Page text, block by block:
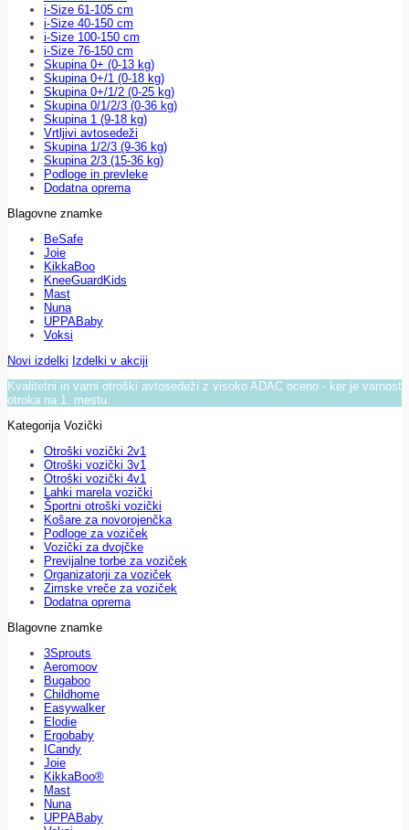
i-Size 61-105 cm
i-Size 40-150 cm
i-Size 100-150 cm
i-Size 76-150 cm
Skupina 0+ (0-13 kg)
Skupina 0+/1 (0-18 kg)
Skupina 0+/1/2 (0-25 kg)
Skupina 0/1/2/3 (0-36 kg)
Skupina 1 (9-18 kg)
Vrtljivi avtosedeži
Skupina 1/2/3 (9-36 kg)
Skupina 2/3 (15-36 kg)
Podloge in prevleke
Dodatna oprema
Blagovne znamke
BeSafe
Joie
KikkaBoo
KneeGuardKids
Mast
Nuna
UPPABaby
Voksi
Novi izdelki Izdelki v akciji
Kvalitetni in varni otroški avtosedeži z visoko ADAC oceno - ker je varnost
otroka na 1. mestu.
Kategorija Vozički
Otroški vozički 2v1
Otroški vozički 3v1
Otroški vozički 4v1
Lahki marela vozički
Športni otroški vozički
Košare za novorojenčka
Podloge za voziček
Vozički za dvojčke
Previjalne torbe za voziček
Organizatorji za voziček
Zimske vreče za voziček
Dodatna oprema
Blagovne znamke
3Sprouts
Aeromoov
Bugaboo
Childhome
Easywalker
Elodie
Ergobaby
ICandy
Joie
KikkaBoo®
Mast
Nuna
UPPABaby